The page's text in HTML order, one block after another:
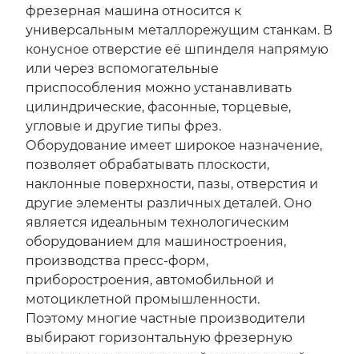
фрезерная машина относится к
универсальным металлорежущим станкам. В
конусное отверстие её шпинделя напрямую
или через вспомогательные
приспособления можно устанавливать
цилиндрические, фасонные, торцевые,
угловые и другие типы фрез.
Оборудование имеет широкое назначение,
позволяет обрабатывать плоскости,
наклонные поверхности, пазы, отверстия и
другие элементы различных деталей. Оно
является идеальным технологическим
оборудованием для машиностроения,
производства пресс-форм,
приборостроения, автомобильной и
мотоциклетной промышленности.
Поэтому многие частные производители
выбирают горизонтальную фрезерную